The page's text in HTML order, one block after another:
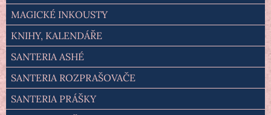
MAGICKÉ INKOUSTY
KNIHY, KALENDÁŘE
SANTERIA ASHÉ
SANTERIA ROZPRAŠOVAČE
SANTERIA PRÁŠKY